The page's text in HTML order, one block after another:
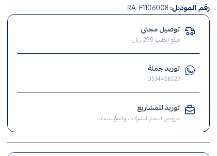
سعودي
,
صيانة
انارة
الإنارة
رقم الموديل:RA-F1106008
توصيل مجاني
مبلغ الطلب 290 ريال
توريد جملة
0534458327
توريد للمشاريع
عروض اسعار للشركات والمؤسسات